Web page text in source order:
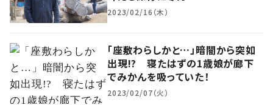
2023/02/16（木）
「座敷わらしかと…」暗闇から突如
出現!? 寝たはずの1歳娘が廊下
でみかんを吸っていた！
2023/02/07（火）